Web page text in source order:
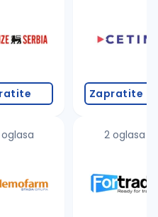
Zapratite
2 oglasa